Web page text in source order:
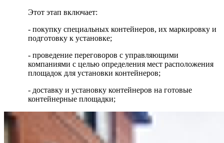
Этот этап включает:
- покупку специальных контейнеров, их маркировку и
подготовку к установке;
- проведение переговоров с управляющими
компаниями с целью определения мест расположения
площадок для установки контейнеров;
- доставку и установку контейнеров на готовые
контейнерные площадки;